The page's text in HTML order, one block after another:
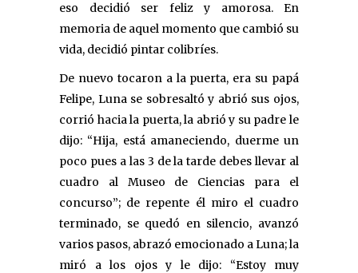
eso decidió ser feliz y amorosa. En
memoria de aquel momento que cambió su
vida, decidió pintar colibríes.
De nuevo tocaron a la puerta, era su papá
Felipe, Luna se sobresaltó y abrió sus ojos,
corrió hacia la puerta, la abrió y su padre le
dijo: “Hija, está amaneciendo, duerme un
poco pues a las 3 de la tarde debes llevar al
cuadro al Museo de Ciencias para el
concurso”; de repente él miro el cuadro
terminado, se quedó en silencio, avanzó
varios pasos, abrazó emocionado a Luna; la
miró a los ojos y le dijo: “Estoy muy